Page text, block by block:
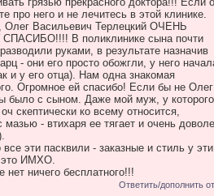
про него и не лечитесь в этой клинике.
Олег Васильевич Терлецкий ОЧЕНЬ
В поликлинике сына почти
руками, в результате назначив
- они его просто обожгли, у него
и у его отца). Нам одна знакомая
Огромное ей спасибо! Если бы не Олег
было с сыном. Даже мой муж, у которого
скептически ко всему относится,
мазью - втихаря ее тягает и очень
эти пасквили - заказные и стиль у эти
это ИМХО.
ничего бесплатного!!!
Ответить/дополнить